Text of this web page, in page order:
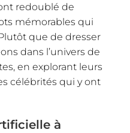
redoublé de
mémorables qui
que de dresser
dans l’univers de
en explorant leurs
célébrités qui y ont
à